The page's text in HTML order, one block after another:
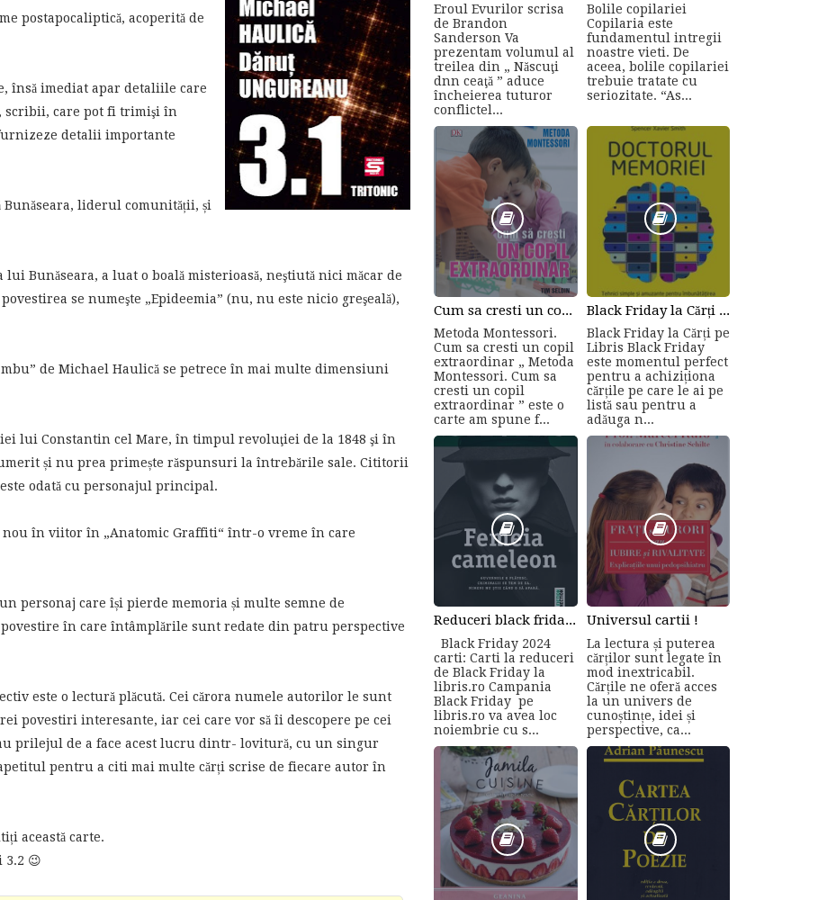
postapocaliptică, acoperită de
însă imediat apar detaliile care
scribii, care pot fi trimişi în
detalii importante
liderul comunității, și
lui Bunăseara, a luat o boală misterioasă, neştiută nici măcar de
se numeşte „Epideemia” (nu, nu este nicio greşeală),
de Michael Haulică se petrece în mai multe dimensiuni
lui Constantin cel Mare, în timpul revoluţiei de la 1848 şi în
și nu prea primește răspunsuri la întrebările sale. Cititorii
odată cu personajul principal.
în viitor în „Anatomic Graffiti“ într-o vreme în care
personaj care își pierde memoria și multe semne de
în care întâmplările sunt redate din patru perspective
este o lectură plăcută. Cei cărora numele autorilor le sunt
povestiri interesante, iar cei care vor să îi descopere pe cei
prilejul de a face acest lucru dintr- lovitură, cu un singur
pentru a citi mai multe cărți scrise de fiecare autor în
această carte.
3.2 😉
Eroul Evurilor scrisa
de Brandon
Sanderson Va
prezentam volumul al
treilea din „ Născuţi
dnn ceaţă ” aduce
încheierea tuturor
conflictel...
Bolile copilariei
Copilaria este
fundamentul intregii
noastre vieti. De
aceea, bolile copilariei
trebuie tratate cu
seriozitate. “As...
Cum sa cresti un copil...
Metoda Montessori.
Cum sa cresti un copil
extraordinar „ Metoda
Montessori. Cum sa
cresti un copil
extraordinar ” este o
carte am spune f...
Black Friday la Cărți pe Libris
Black Friday la Cărți pe
Libris Black Friday
este momentul perfect
pentru a achiziționa
cărțile pe care le ai pe
listă sau pentru a
adăuga n...
Reduceri black friday la carti online
Black Friday 2024
carti: Carti la reduceri
de Black Friday la
libris.ro Campania
Black Friday pe
libris.ro va avea loc
noiembrie cu s...
Universul cartii !
La lectura și puterea
cărților sunt legate în
mod inextricabil.
Cărțile ne oferă acces
la un univers de
cunoștințe, idei și
perspective, ca...